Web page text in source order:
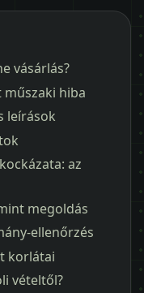
vásárlás?
hiba
leírások
az
megoldás
ellenőrzés
korlátai
vételtől?